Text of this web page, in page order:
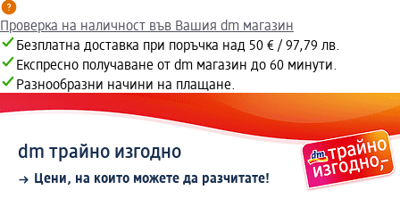
Проверка на наличност във Вашия dm магазин
Безплатна доставка при поръчка над 50 € / 97,79 лв.
Експресно получаване от dm магазин до 60 минути.
Разнообразни начини на плащане.
dm трайно изгодно
Цени, на които можете да разчитате!